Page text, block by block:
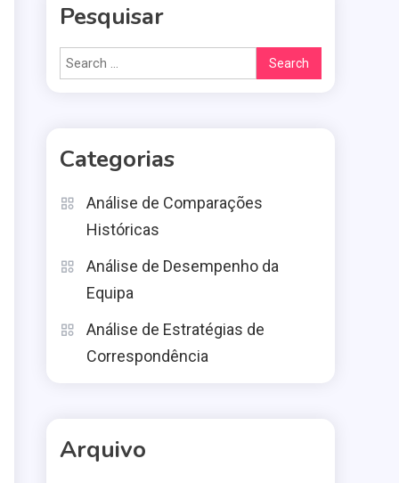
Pesquisar
Search
for:
Categorias
Análise de Comparações
Históricas
Análise de Desempenho da
Equipa
Análise de Estratégias de
Correspondência
Arquivo